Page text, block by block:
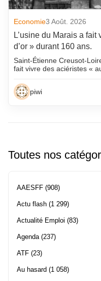
Economie3 Août. 2026
L’usine du Marais a
d’or » durant 160 ans.
Saint-Étienne Creusot-
fait vivre des aciéristes «
piwi
Toutes nos
AAESFF (908)
Actu flash (1 299)
Actualité Emploi (83)
Agenda (237)
ATF (23)
Au hasard (1 058)